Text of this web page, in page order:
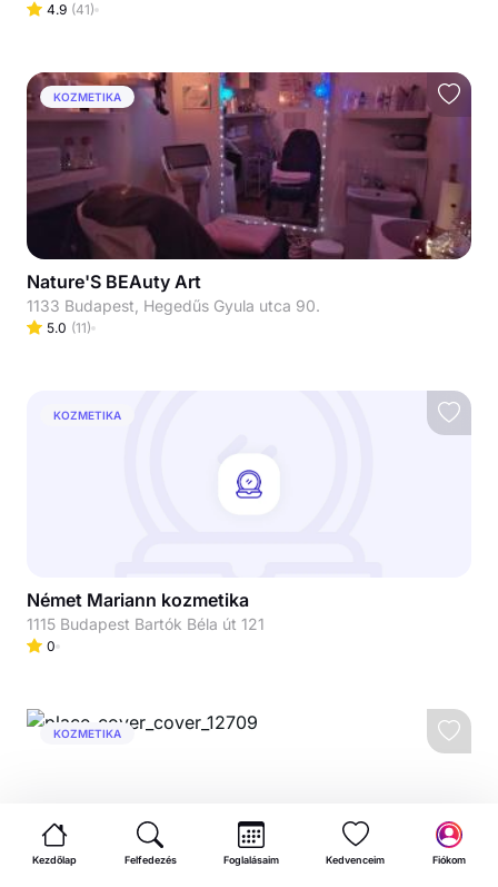
4.9 (41)
KOZMETIKA
Nature'S BEAuty Art
1133 Budapest, Hegedűs Gyula utca 90.
5.0 (11)
KOZMETIKA
Német Mariann kozmetika
1115 Budapest Bartók Béla út 121
0
KOZMETIKA
Kezdőlap Felfedezés Foglalásaim Kedvenceim Fiókom